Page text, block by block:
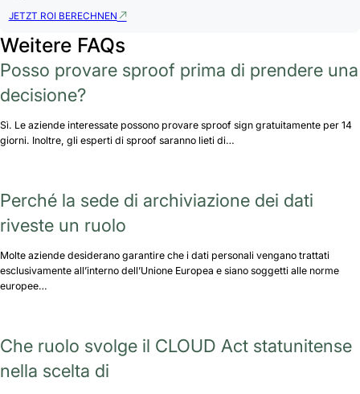
JETZT ROI BERECHNEN
Weitere FAQs
Posso provare sproof prima di prendere una
decisione?
Sì. Le aziende interessate possono provare sproof sign gratuitamente per 14
giorni. Inoltre, gli esperti di sproof saranno lieti di…
Perché la sede di archiviazione dei dati
riveste un ruolo
Molte aziende desiderano garantire che i dati personali vengano trattati
esclusivamente all’interno dell’Unione Europea e siano soggetti alle norme
europee…
Che ruolo svolge il CLOUD Act statunitense
nella scelta di